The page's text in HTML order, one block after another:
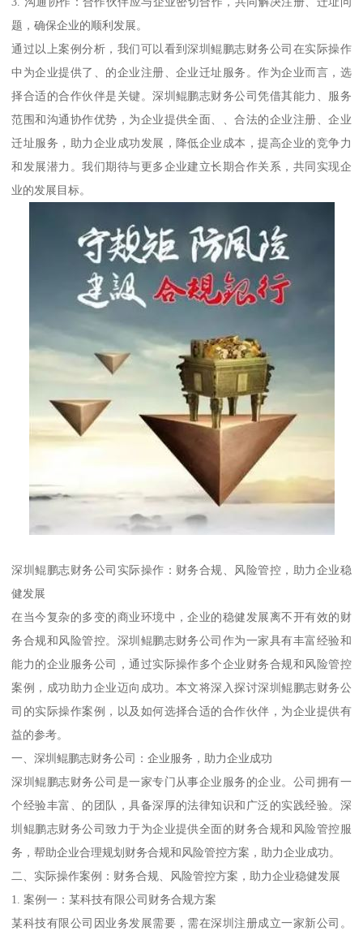
题，确保企业的顺利发展。
通过以上案例分析，我们可以看到深圳鲲鹏志财务公司在实际操作
中为企业提供了、的企业注册、企业迁址服务。作为企业而言，选
择合适的合作伙伴是关键。深圳鲲鹏志财务公司凭借其能力、服务
范围和沟通协作优势，为企业提供全面、、合法的企业注册、企业
迁址服务，助力企业成功发展，降低企业成本，提高企业的竞争力
和发展潜力。我们期待与更多企业建立长期合作关系，共同实现企
业的发展目标。
深圳鲲鹏志财务公司实际操作：财务合规、风险管控，助力企业稳
健发展
在当今复杂的多变的商业环境中，企业的稳健发展离不开有效的财
务合规和风险管控。深圳鲲鹏志财务公司作为一家具有丰富经验和
能力的企业服务公司，通过实际操作多个企业财务合规和风险管控
案例，成功助力企业迈向成功。本文将深入探讨深圳鲲鹏志财务公
司的实际操作案例，以及如何选择合适的合作伙伴，为企业提供有
益的参考。
一、深圳鲲鹏志财务公司：企业服务，助力企业成功
深圳鲲鹏志财务公司是一家专门从事企业服务的企业。公司拥有一
个经验丰富、的团队，具备深厚的法律知识和广泛的实践经验。深
圳鲲鹏志财务公司致力于为企业提供全面的财务合规和风险管控服
务，帮助企业合理规划财务合规和风险管控方案，助力企业成功。
二、实际操作案例：财务合规、风险管控方案，助力企业稳健发展
1. 案例一：某科技有限公司财务合规方案
某科技有限公司因业务发展需要，需在深圳注册成立一家新公司。